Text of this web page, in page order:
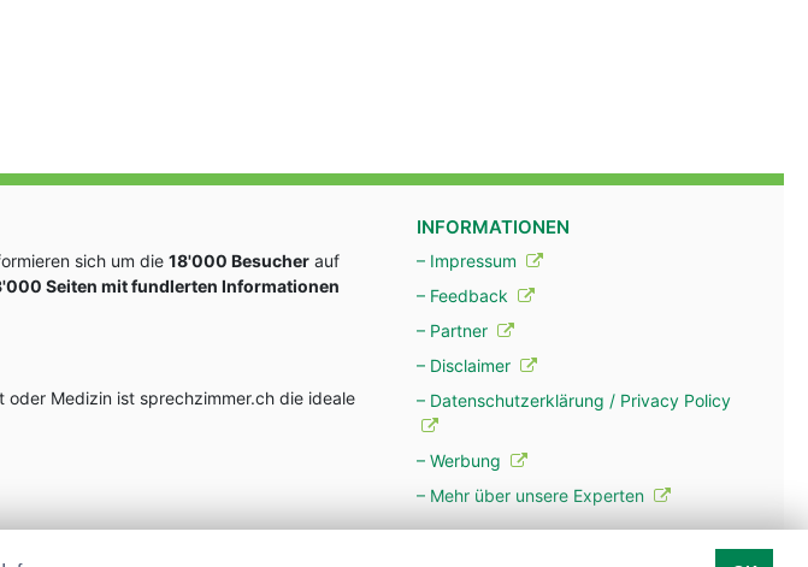
sich um die 18'000 Besucher auf
Seiten mit fundlerten Informationen
oder Medizin ist sprechzimmer.ch die ideale
INFORMATIONEN
– Impressum
– Feedback
– Partner
– Disclaimer
– Datenschutzerklärung / Privacy Policy
– Werbung
– Mehr über unsere Experten